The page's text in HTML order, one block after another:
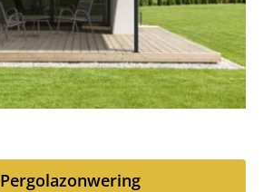
Pergolazonwering